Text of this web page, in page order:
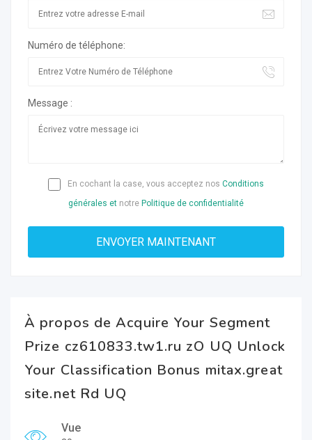
Numéro de téléphone:
Message :
En cochant la case, vous acceptez nos Conditions
générales et notre Politique de confidentialité
À propos de Acquire Your Segment
Prize cz610833.tw1.ru zO UQ Unlock
Your Classification Bonus mitax.great
site.net Rd UQ
Vue